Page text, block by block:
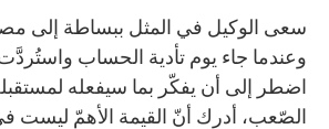
سعى الوكيل في المثل ببساطة إلى
وعندما جاء يوم تأدية الحساب واستُردَّت
اضطر إلى أن يفكّر بما سيفعله
الصّعب، أدرك أنّ القيمة الأهمّ ليست